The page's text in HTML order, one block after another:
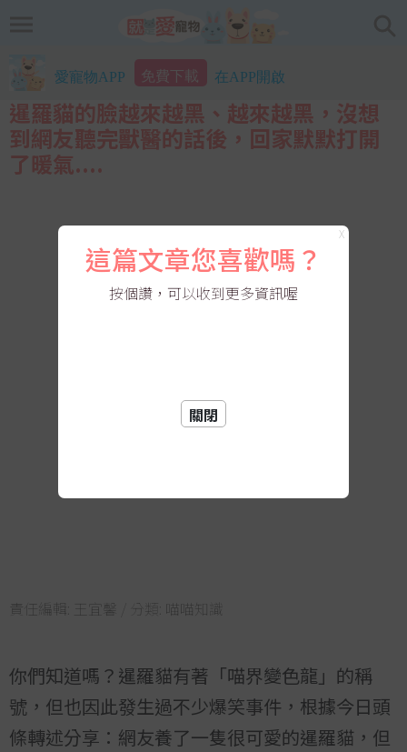
愛寵物APP 免費下載 在APP開啟
暹羅貓的臉越來越黑、越來越黑，沒想
到網友聽完獸醫的話後，回家默默打開
了暖氣....
責任編輯: 王宜馨 / 分類: 喵喵知識
你們知道嗎？暹羅貓有著「喵界變色龍」的稱
號，但也因此發生過不少爆笑事件，根據今日頭
條轉述分享：網友養了一隻很可愛的暹羅貓，但
X
這篇文章您喜歡嗎？
按個讚，可以收到更多資訊喔
關閉